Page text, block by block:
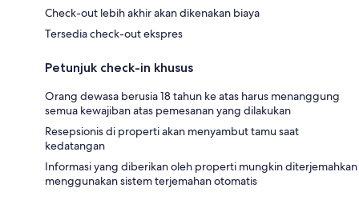
Check-out lebih akhir akan dikenakan biaya
Tersedia check-out ekspres
Petunjuk check-in khusus
Orang dewasa berusia 18 tahun ke atas harus menanggung
semua kewajiban atas pemesanan yang dilakukan
Resepsionis di properti akan menyambut tamu saat
kedatangan
Informasi yang diberikan oleh properti mungkin diterjemahkan
menggunakan sistem terjemahan otomatis